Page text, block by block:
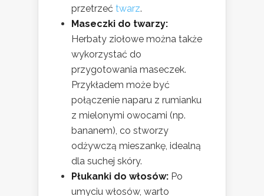
przetrzeć twarz.
Maseczki do twarzy:
Herbaty ziołowe można także
wykorzystać do
przygotowania maseczek.
Przykładem może być
połączenie naparu z rumianku
z mielonymi owocami (np.
bananem), co stworzy
odżywczą mieszankę, idealną
dla suchej skóry.
Płukanki do włosów: Po
umyciu włosów, warto